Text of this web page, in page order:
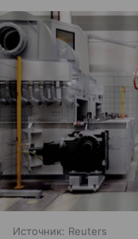
Источник: Reuters